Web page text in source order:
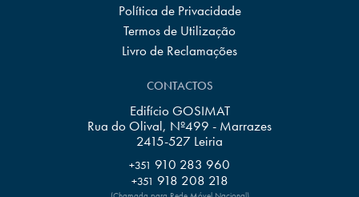
Política de Privacidade
Termos de Utilização
Livro de Reclamações
CONTACTOS
Edifício GOSIMAT
Rua do Olival, Nº499 - Marrazes
2415-527 Leiria
+351 910 283 960
+351 918 208 218